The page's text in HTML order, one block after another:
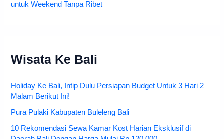
untuk Weekend Tanpa Ribet
Wisata Ke Bali
Holiday Ke Bali, Intip Dulu Persiapan Budget Untuk 3 Hari 2
Malam Berikut Ini!
Pura Pulaki Kabupaten Buleleng Bali
10 Rekomendasi Sewa Kamar Kost Harian Eksklusif di